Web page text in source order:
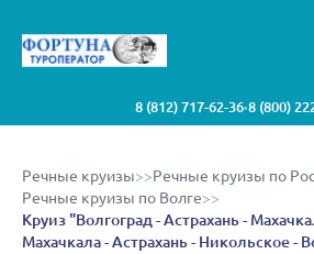
8 (812) 717-62-36•8 (800)
Речные круизы>>Речные круизы по
Речные круизы по Волге>>
Круиз "Волгоград - Астрахань -
Махачкала - Астрахань - Никольское -